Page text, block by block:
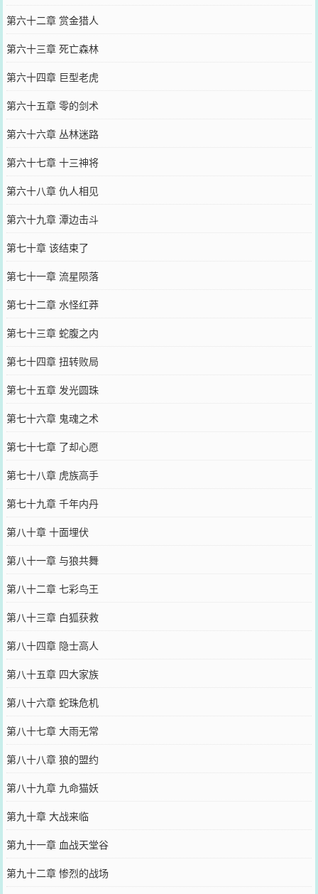
第六十二章 赏金猎人
第六十三章 死亡森林
第六十四章 巨型老虎
第六十五章 零的剑术
第六十六章 丛林迷路
第六十七章 十三神将
第六十八章 仇人相见
第六十九章 潭边击斗
第七十章 该结束了
第七十一章 流星陨落
第七十二章 水怪红莽
第七十三章 蛇腹之内
第七十四章 扭转败局
第七十五章 发光圆珠
第七十六章 鬼魂之术
第七十七章 了却心愿
第七十八章 虎族高手
第七十九章 千年内丹
第八十章 十面埋伏
第八十一章 与狼共舞
第八十二章 七彩鸟王
第八十三章 白狐获救
第八十四章 隐士高人
第八十五章 四大家族
第八十六章 蛇珠危机
第八十七章 大雨无常
第八十八章 狼的盟约
第八十九章 九命猫妖
第九十章 大战来临
第九十一章 血战天堂谷
第九十二章 惨烈的战场